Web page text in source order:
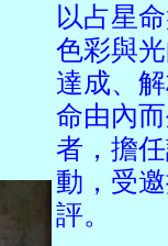
以占星
色彩與
達成、
命由內
者，擔
動，受
評。